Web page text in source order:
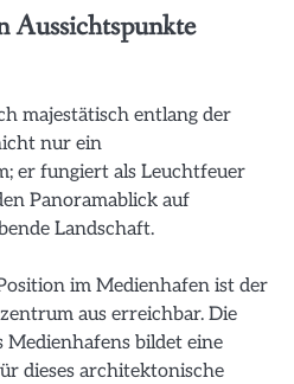
Aussichtspunkte
majestätisch entlang der
nur ein
er fungiert als Leuchtfeuer
Panoramablick auf
Landschaft.
im Medienhafen ist der
aus erreichbar. Die
bildet eine
dieses architektonische